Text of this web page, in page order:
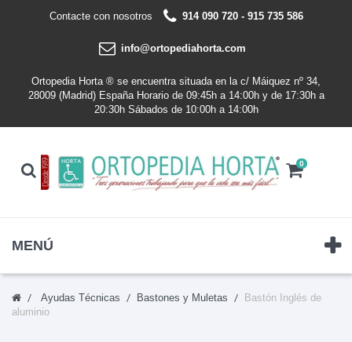
Contacte con nosotros 914 090 720 - 915 735 586
info@ortopediahorta.com
Ortopedia Horta ® se encuentra situada en la c/ Máiquez nº 34,
28009 (Madrid) España Horario de 09:45h a 14:00h y de 17:30h a
20:30h Sábados de 10:00h a 14:00h
0
MENÚ
Ayudas Técnicas Bastones y Muletas
Bastón Inglés de
aluminio